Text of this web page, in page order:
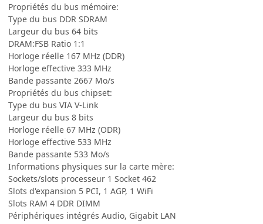
Propriétés du bus mémoire:
Type du bus DDR SDRAM
Largeur du bus 64 bits
DRAM:FSB Ratio 1:1
Horloge réelle 167 MHz (DDR)
Horloge effective 333 MHz
Bande passante 2667 Mo/s
Propriétés du bus chipset:
Type du bus VIA V-Link
Largeur du bus 8 bits
Horloge réelle 67 MHz (ODR)
Horloge effective 533 MHz
Bande passante 533 Mo/s
Informations physiques sur la carte mère:
Sockets/slots processeur 1 Socket 462
Slots d'expansion 5 PCI, 1 AGP, 1 WiFi
Slots RAM 4 DDR DIMM
Périphériques intégrés Audio, Gigabit LAN